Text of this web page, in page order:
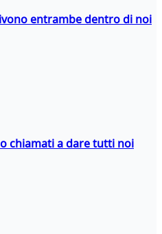
entrambe dentro di noi
chiamati a dare tutti noi